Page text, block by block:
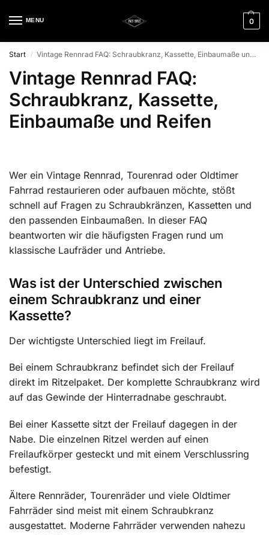
MENU 0
Start / Vintage Rennrad FAQ: Schraubkranz, Kassette, Einbaumaße und Reifen
Vintage Rennrad FAQ:
Schraubkranz, Kassette,
Einbaumaße und Reifen
Wer ein Vintage Rennrad, Tourenrad oder Oldtimer
Fahrrad restaurieren oder aufbauen möchte, stößt
schnell auf Fragen zu Schraubkränzen, Kassetten und
den passenden Einbaumaßen. In dieser FAQ
beantworten wir die häufigsten Fragen rund um
klassische Laufräder und Antriebe.
Was ist der Unterschied zwischen
einem Schraubkranz und einer
Kassette?
Der wichtigste Unterschied liegt im Freilauf.
Bei einem Schraubkranz befindet sich der Freilauf
direkt im Ritzelpaket. Der komplette Schraubkranz wird
auf das Gewinde der Hinterradnabe geschraubt.
Bei einer Kassette sitzt der Freilauf dagegen in der
Nabe. Die einzelnen Ritzel werden auf einen
Freilaufkörper gesteckt und mit einem Verschlussring
befestigt.
Ältere Rennräder, Tourenräder und viele Oldtimer
Fahrräder sind meist mit einem Schraubkranz
ausgestattet. Moderne Fahrräder verwenden nahezu